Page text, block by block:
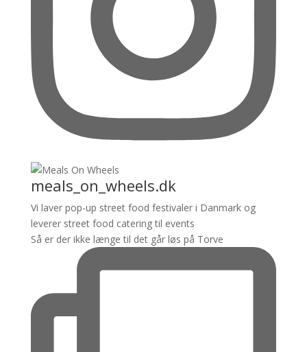
meals_on_wheels.dk
Vi laver pop-up street food festivaler i Danmark og
leverer street food catering til events
Så er der ikke længe til det går løs på Torve